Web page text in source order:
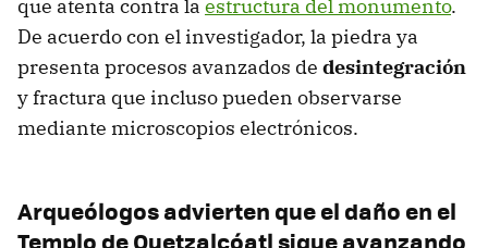
que atenta contra la estructura del monumento.
De acuerdo con el investigador, la piedra ya
presenta procesos avanzados de desintegración
y fractura que incluso pueden observarse
mediante microscopios electrónicos.
Arqueólogos advierten que el daño en el